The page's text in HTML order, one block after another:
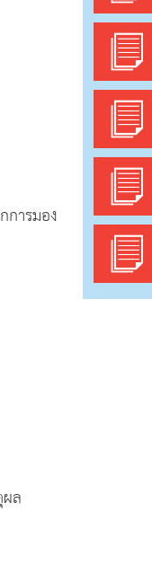
ารมอง
ล